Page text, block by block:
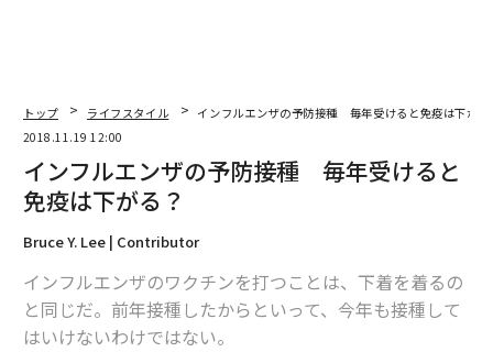
トップ ライフスタイル
インフルエンザの予防接種 毎年受けると免疫は下がる
2018.11.19 12:00
インフルエンザの予防接種 毎年受けると
免疫は下がる？
Bruce Y. Lee | Contributor
インフルエンザのワクチンを打つことは、下着を着るの
と同じだ。前年接種したからといって、今年も接種して
はいけないわけではない。